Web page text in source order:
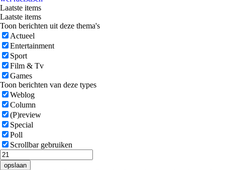
Laatste items
Laatste items
Toon berichten uit deze thema's
Actueel
Entertainment
Sport
Film & Tv
Games
Toon berichten van deze types
Weblog
Column
(P)review
Special
Poll
Scrollbar gebruiken
opslaan